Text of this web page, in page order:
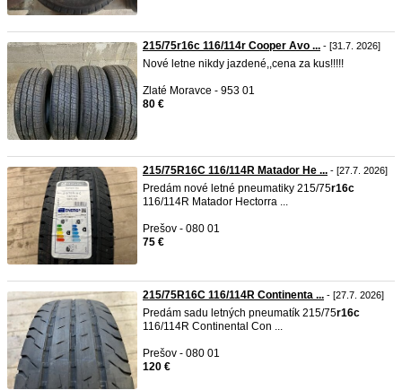
215/75r16c 116/114r Cooper Avo ... - [31.7. 2026]
Nové letne nikdy jazdené,,cena za kus!!!!!
Zlaté Moravce - 953 01
80 €
215/75R16C 116/114R Matador He ... - [27.7. 2026]
Predám nové letné pneumatiky 215/75r16c
116/114R Matador Hectorra ...
Prešov - 080 01
75 €
215/75R16C 116/114R Continenta ... - [27.7. 2026]
Predám sadu letných pneumatík 215/75r16c
116/114R Continental Con ...
Prešov - 080 01
120 €